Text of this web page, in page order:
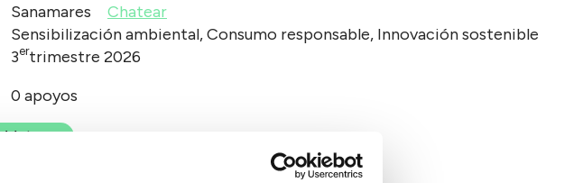
Sanamares
Chatear
Sensibilización ambiental, Consumo responsable, Innovación sostenible
3ertrimestre 2026
0 apoyos
Votar